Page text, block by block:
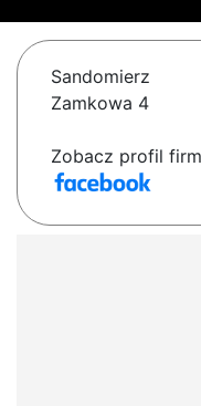
Sandomierz
Zamkowa 4
Zobacz profil